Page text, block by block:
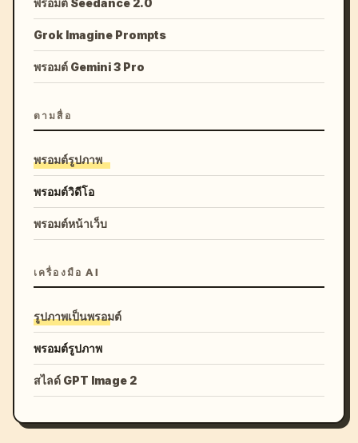
พรอมต์ Seedance 2.0
Grok Imagine Prompts
พรอมต์ Gemini 3 Pro
ตามสื่อ
พรอมต์รูปภาพ
พรอมต์วิดีโอ
พรอมต์หน้าเว็บ
เครื่องมือ AI
รูปภาพเป็นพรอมต์
พรอมต์รูปภาพ
สไลด์ GPT Image 2